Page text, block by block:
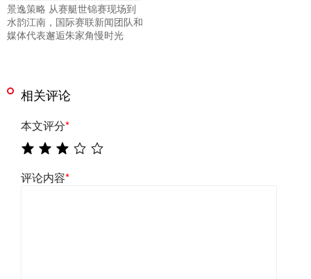
景逸策略 从赛艇世锦赛现场到
水韵江南，国际赛联新闻团队和
媒体代表邂逅朱家角慢时光
相关评论
本文评分*
评论内容*